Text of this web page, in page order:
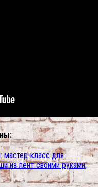
мастер-класс для
из лент своими руками,